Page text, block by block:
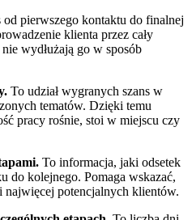
od pierwszego kontaktu do finalnej
klienta przez cały
wydłużają go w sposób
To udział wygranych szans w
tematów. Dzięki temu
pracy rośnie, stoi w miejscu czy
To informacja, jaki odsetek
do kolejnego. Pomaga wskazać,
najwięcej potencjalnych klientów.